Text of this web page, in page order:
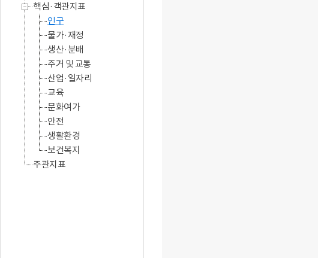
핵심·객관지표
인구
물가·재정
생산·분배
주거 및 교통
산업·일자리
교육
문화여가
안전
생활환경
보건복지
주관지표